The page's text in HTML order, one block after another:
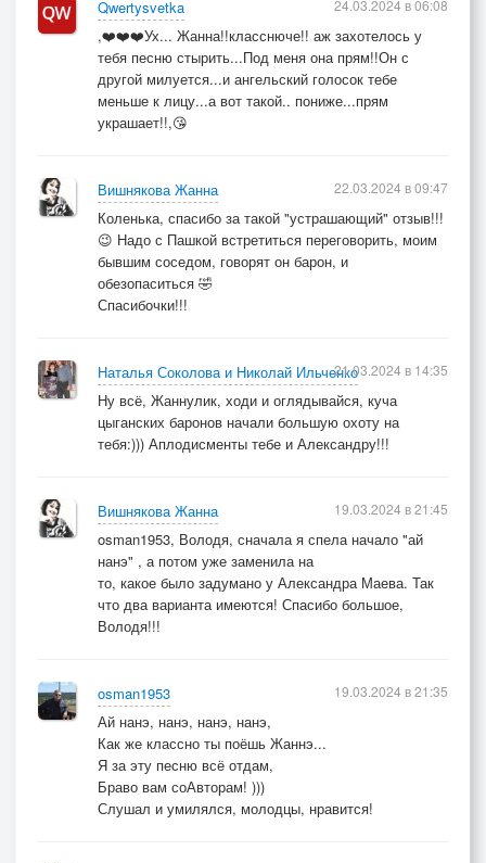
Qwertysvetka
,❤️❤️❤️Ух... Жанна!!класснюче!! аж захотелось у
тебя песню стырить...Под меня она прям!!Он с
другой милуется...и ангельский голосок тебе
меньше к лицу...а вот такой.. пониже...прям
украшает!!,😘
24.03.2024 в 06:08
Вишнякова Жанна
Коленька, спасибо за такой "устрашающий" отзыв!!!
😉 Надо с Пашкой встретиться переговорить, моим
бывшим соседом, говорят он барон, и
обезопаситься 🤣
Спасибочки!!!
22.03.2024 в 09:47
Наталья Соколова и Николай Ильченко
Ну всё, Жаннулик, ходи и оглядывайся, куча
цыганских баронов начали большую охоту на
тебя:))) Аплодисменты тебе и Александру!!!
21.03.2024 в 14:35
Вишнякова Жанна
osman1953, Володя, сначала я спела начало "ай
нанэ" , а потом уже заменила на
то, какое было задумано у Александра Маева. Так
что два варианта имеются! Спасибо большое,
Володя!!!
19.03.2024 в 21:45
osman1953
Ай нанэ, нанэ, нанэ, нанэ,
Как же классно ты поёшь Жаннэ...
Я за эту песню всё отдам,
Браво вам соАвторам! )))
Слушал и умилялся, молодцы, нравится!
19.03.2024 в 21:35